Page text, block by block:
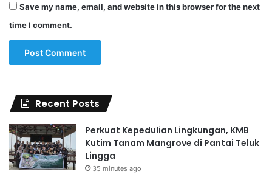
Save my name, email, and website in this browser for the next
time I comment.
Recent Posts
Perkuat Kepedulian Lingkungan, KMB
Kutim Tanam Mangrove di Pantai Teluk
Lingga
35 minutes ago